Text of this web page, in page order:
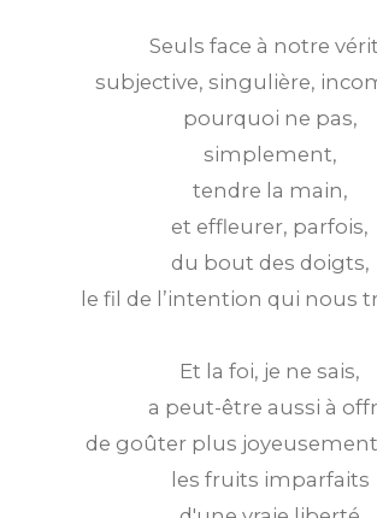
Seuls face à notre
subjective, singulière,
pourquoi ne pas,
simplement,
tendre la main,
et effleurer, parfois,
du bout des doigts,
le fil de l’intention qui nous
Et la foi, je ne sais,
a peut-être aussi à
de goûter plus
les fruits imparfaits